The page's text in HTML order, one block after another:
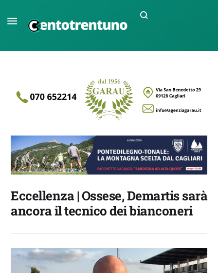
Eccellenza | Ossese, Demartis sarà
ancora il tecnico dei bianconeri